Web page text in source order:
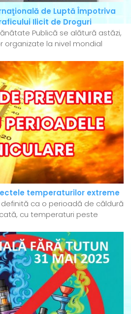
de Luptă Împotriva
Ilicit de Droguri
Publică se alătură astăzi,
organizate la nivel mondial
temperaturilor extreme
ca o perioadă de căldură
cu temperaturi peste